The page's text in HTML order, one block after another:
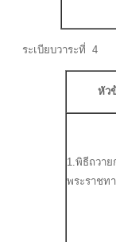
ระเบียบวาระที่ 4
หัว
1.พิธีถวาย
พระราชท